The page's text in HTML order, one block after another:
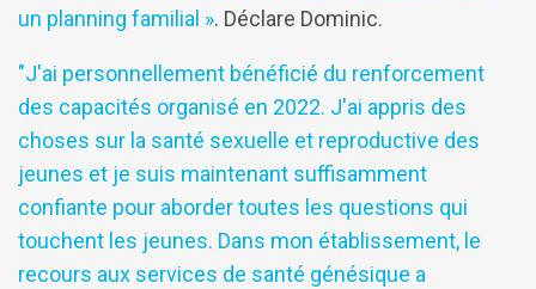
un planning familial ». Déclare Dominic.
"J'ai personnellement bénéficié du renforcement
des capacités organisé en 2022. J'ai appris des
choses sur la santé sexuelle et reproductive des
jeunes et je suis maintenant suffisamment
confiante pour aborder toutes les questions qui
touchent les jeunes. Dans mon établissement, le
recours aux services de santé génésique a